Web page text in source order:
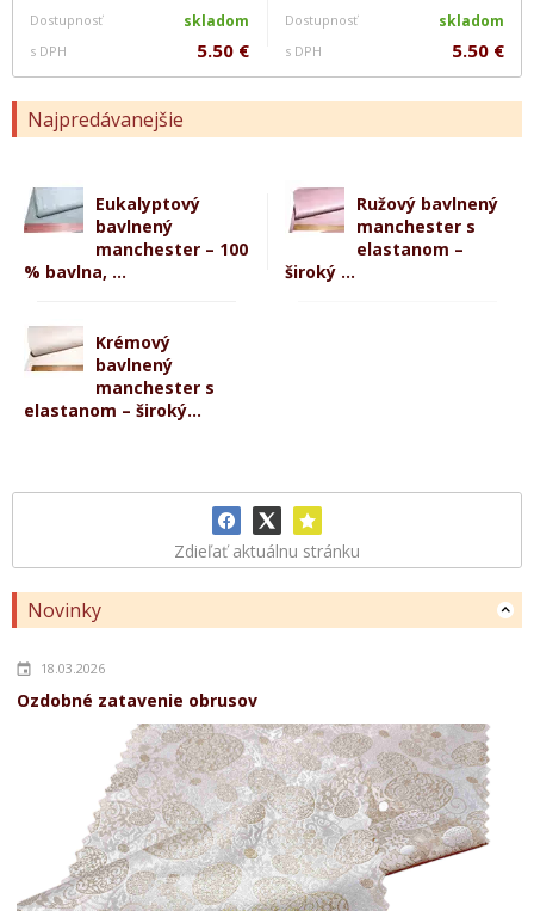
Dostupnosť skladom
s DPH 5.50 €
Dostupnosť skladom
s DPH 5.50 €
Najpredávanejšie
Eukalyptový
bavlnený
manchester – 100
% bavlna, ...
Ružový bavlnený
manchester s
elastanom –
široký ...
Krémový
bavlnený
manchester s
elastanom – široký...
Zdieľať aktuálnu stránku
Novinky
18.03.2026
Ozdobné zatavenie obrusov